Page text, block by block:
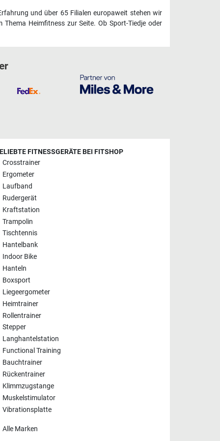
und über 65 Filialen europaweit stehen wir
Heimfitness zur Seite. Ob Sport-Tiedje oder
FITNESSGERÄTE BEI FITSHOP
Crosstrainer
Ergometer
Laufband
Rudergerät
Kraftstation
Trampolin
Tischtennis
Hantelbank
Indoor Bike
Hanteln
Boxsport
Liegeergometer
Heimtrainer
Rollentrainer
Stepper
Langhantelstation
Functional Training
Bauchtrainer
Rückentrainer
Klimmzugstange
Muskelstimulator
Vibrationsplatte
Alle Marken